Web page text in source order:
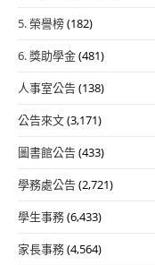
5. 榮譽榜(182)
6. 獎助學金(481)
人事室公告(138)
公告來文(3,171)
圖書館公告(433)
學務處公告(2,721)
學生事務(6,433)
家長事務(4,564)